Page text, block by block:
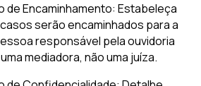
de Encaminhamento: Estabeleça
serão encaminhados para a
responsável pela ouvidoria
mediadora, não uma juíza.